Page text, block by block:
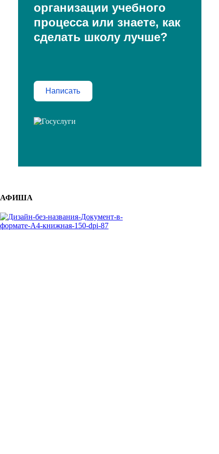
организации учебного
процесса или знаете, как
сделать школу лучше?
Написать
АФИША